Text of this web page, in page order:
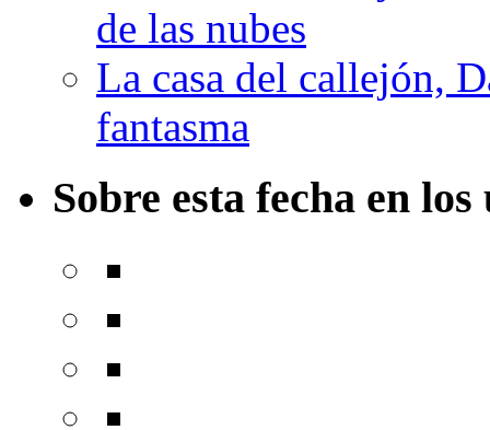
de las nubes
La casa del callejón,
fantasma
Sobre esta fecha en